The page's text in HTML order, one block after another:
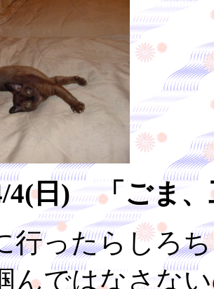
日) 「ごま、
ったらしろち
んではなさな